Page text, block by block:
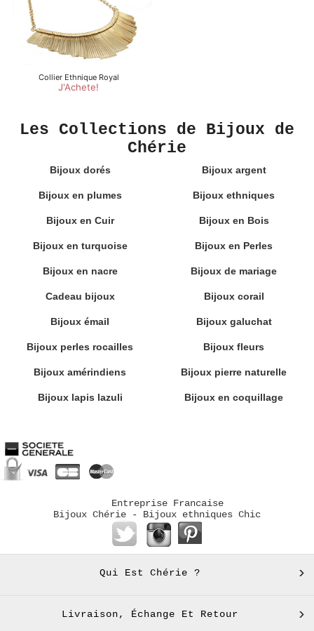
Les Collections de Bijoux de
Chérie
Bijoux dorés Bijoux argent
Bijoux en plumes Bijoux ethniques
Bijoux en Cuir Bijoux en Bois
Bijoux en turquoise Bijoux en Perles
Bijoux en nacre Bijoux de mariage
Cadeau bijoux Bijoux corail
Bijoux émail Bijoux galuchat
Bijoux perles rocailles Bijoux fleurs
Bijoux amérindiens Bijoux pierre naturelle
Bijoux lapis lazuli Bijoux en coquillage
Entreprise Francaise
Bijoux Chérie - Bijoux ethniques Chic
Qui Est Chérie ?
Livraison, Échange Et Retour